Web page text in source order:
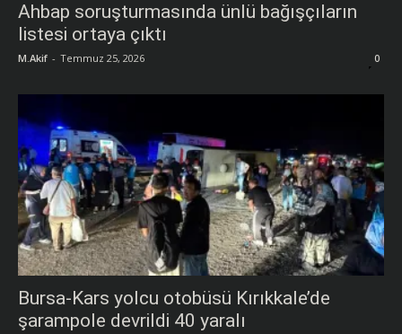
Ahbap soruşturmasında ünlü bağışçıların
listesi ortaya çıktı
M.Akif - Temmuz 25, 2026 0
Bursa-Kars yolcu otobüsü Kırıkkale’de
şarampole devrildi 40 yaralı